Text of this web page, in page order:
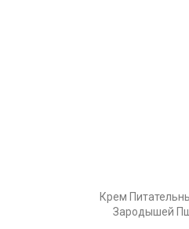
Крем
Зародышей